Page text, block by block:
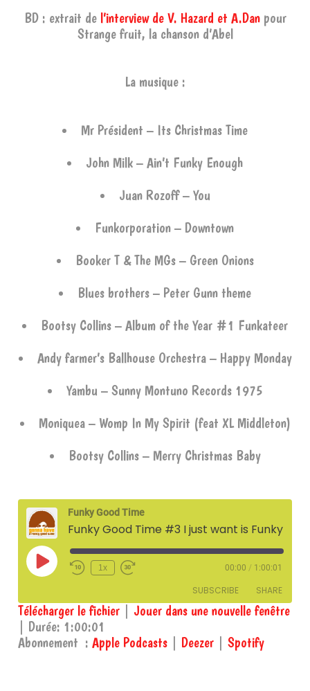
BD : extrait de l’interview de V. Hazard et A.Danpour
Strange fruit, la chanson d’Abel
La musique :
Mr Président – Its Christmas Time
John Milk – Ain’t Funky Enough
Juan Rozoff – You
Funkorporation – Downtown
Booker T & The MGs – Green Onions
Blues brothers – Peter Gunn theme
Bootsy Collins – Album of the Year #1 Funkateer
Andy farmer’s Ballhouse Orchestra – Happy Monday
Yambu – Sunny Montuno Records 1975
Moniquea – Womp In My Spirit (feat XL Middleton)
Bootsy Collins – Merry Christmas Baby
Funky Good Time
Play
Episode
1x 00:00 / 1:00:01
SUBSCRIBE SHARE
Apple Podcasts
SHARE
Télécharger le fichier
Jouer dans une nouvelle fenêtre
Durée: 1:00:01
Abonnement : Apple Podcasts Deezer Spotify